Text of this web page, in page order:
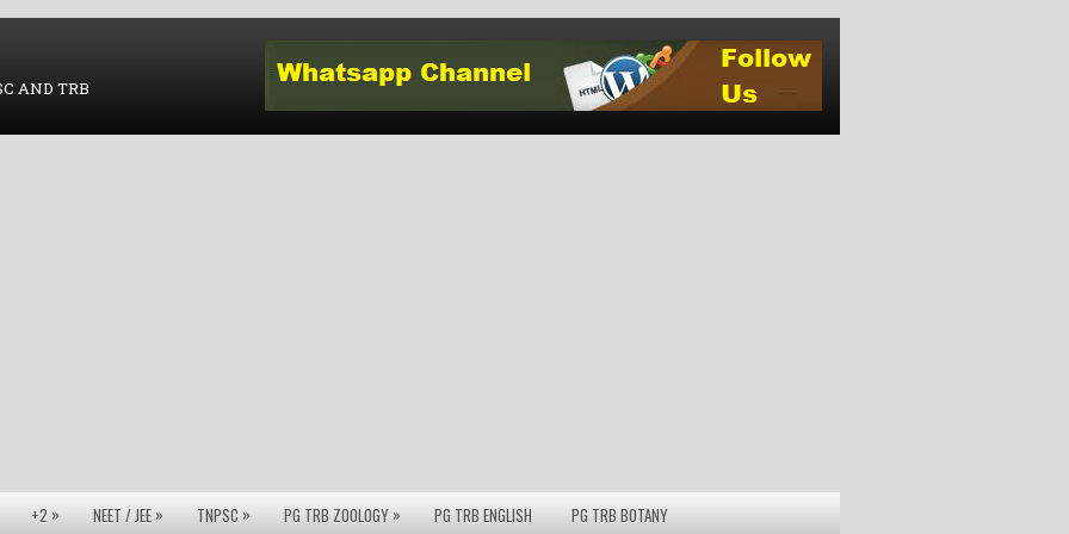
AND TRB
+2 » NEET / JEE » TNPSC » PG TRB ZOOLOGY » PG TRB ENGLISH PG TRB BOTANY